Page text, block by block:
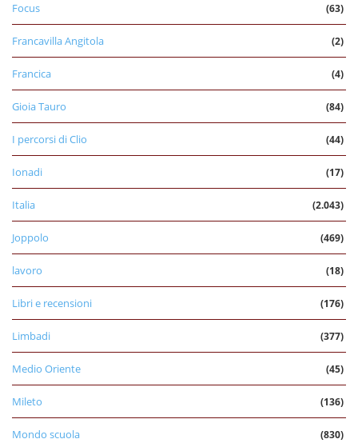
Focus (63)
Francavilla Angitola (2)
Francica (4)
Gioia Tauro (84)
I percorsi di Clio (44)
Ionadi (17)
Italia (2.043)
Joppolo (469)
lavoro (18)
Libri e recensioni (176)
Limbadi (377)
Medio Oriente (45)
Mileto (136)
Mondo scuola (830)